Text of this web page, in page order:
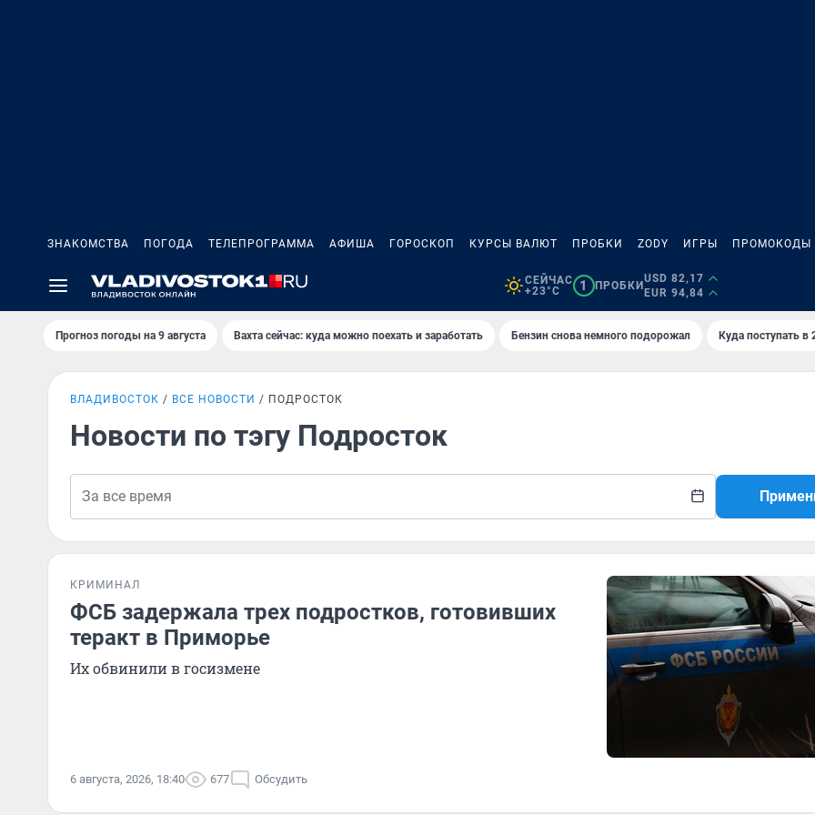
ЗНАКОМСТВА ПОГОДА ТЕЛЕПРОГРАММА АФИША ГОРОСКОП КУРСЫ ВАЛЮТ ПРОБКИ ZODY ИГРЫ ПРОМОКОДЫ
СЕЙЧАС
+23°C
1 ПРОБКИ
USD 82,17
EUR 94,84
Прогноз погоды на 9 августа Вахта сейчас: куда можно поехать и заработать Бензин снова немного подорожал Куда поступать в
ВЛАДИВОСТОК ВСЕ НОВОСТИ ПОДРОСТОК
Новости по тэгу Подросток
КРИМИНАЛ
ФСБ задержала трех подростков, готовивших
теракт в Приморье
Их обвинили в госизмене
6 августа, 2026, 18:40 677 Обсудить